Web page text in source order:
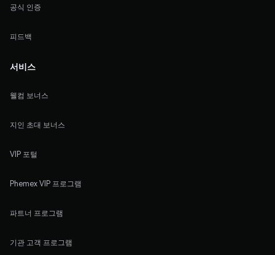
공식 인증
피드백
서비스
웰컴 보너스
지인 초대 보너스
VIP 포털
Phemex VIP 프로그램
파트너 프로그램
기관 고객 프로그램